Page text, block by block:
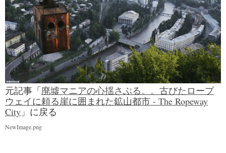
元記事「廃墟マニアの心揺さぶる。。古びたロープ
ウェイに頼る崖に囲まれた鉱山都市 - The Ropeway
City 」に戻る
NewImage.png